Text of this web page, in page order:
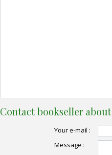
Contact bookseller
Your e-mail :
Message :